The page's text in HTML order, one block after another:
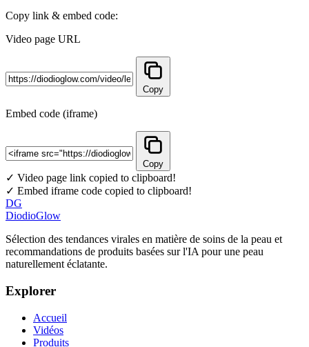
Copy link & embed code:
Video page URL
Copy
Embed code (iframe)
Copy
✓ Video page link copied to clipboard!
✓ Embed iframe code copied to clipboard!
DG
DiodioGlow
Sélection des tendances virales en matière de soins de la peau et
recommandations de produits basées sur l'IA pour une peau
naturellement éclatante.
Explorer
Accueil
Vidéos
Produits